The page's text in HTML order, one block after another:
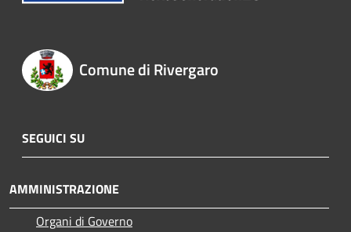
Comune di Rivergaro
SEGUICI SU
AMMINISTRAZIONE
Organi di Governo